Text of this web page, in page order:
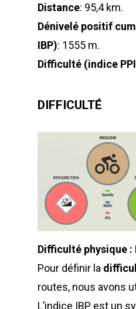
Distance: 95,4 km.
Dénivelé positif
IBP): 1555 m.
Difficulté (indice
DIFFICULTÉ
Difficulté physique :
Pour définir la
routes, nous avons
L’indice IBP est un